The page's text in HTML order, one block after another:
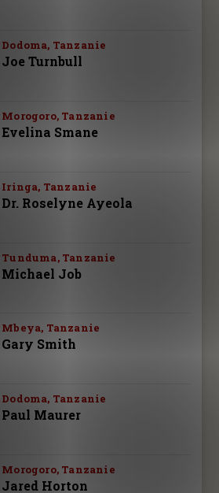
Dodoma, Tanzanie
Joe Turnbull
Morogoro, Tanzanie
Evelina Smane
Iringa, Tanzanie
Dr. Roselyne Ayeola
Tunduma, Tanzanie
Michael Job
Mbeya, Tanzanie
Gary Smith
Dodoma, Tanzanie
Paul Maurer
Morogoro, Tanzanie
Jared Horton